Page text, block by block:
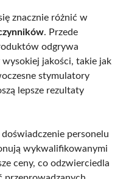
znacznie różnić w
. Przede
odgrywa
jakości, takie jak
stymulatory
lepsze rezultaty
personelu
wykwalifikowanymi
ceny, co odzwierciedla